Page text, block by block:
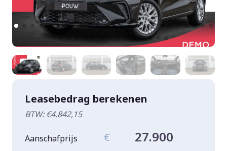
Leasebedrag berekenen
BTW: €4.842,15
Aanschafprijs € 27.900